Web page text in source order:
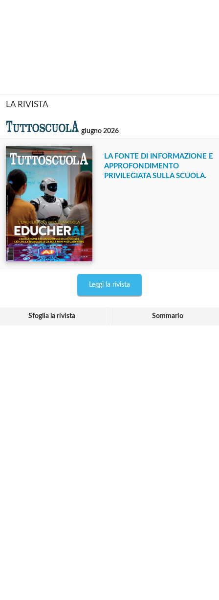
LA RIVISTA
giugno 2026
LA FONTE DI INFORMAZIONE E
APPROFONDIMENTO
PRIVILEGIATA SULLA SCUOLA.
Leggi la rivista
Sfoglia la rivista Sommario